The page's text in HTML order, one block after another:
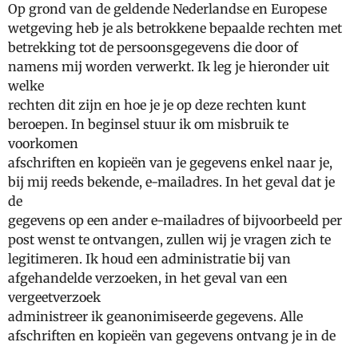
Op grond van de geldende Nederlandse en Europese
wetgeving heb je als betrokkene bepaalde rechten met
betrekking tot de persoonsgegevens die door of
namens mij worden verwerkt. Ik leg je hieronder uit
welke
rechten dit zijn en hoe je je op deze rechten kunt
beroepen. In beginsel stuur ik om misbruik te
voorkomen
afschriften en kopieën van je gegevens enkel naar je,
bij mij reeds bekende, e-mailadres. In het geval dat je
de
gegevens op een ander e-mailadres of bijvoorbeeld per
post wenst te ontvangen, zullen wij je vragen zich te
legitimeren. Ik houd een administratie bij van
afgehandelde verzoeken, in het geval van een
vergeetverzoek
administreer ik geanonimiseerde gegevens. Alle
afschriften en kopieën van gegevens ontvang je in de